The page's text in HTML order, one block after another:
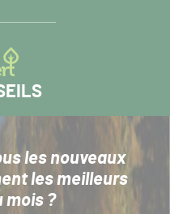
les nouveaux
les meilleurs
mois ?